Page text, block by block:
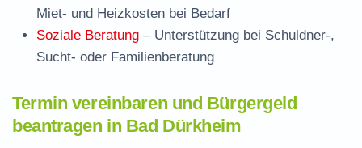
Miet- und Heizkosten bei Bedarf
Soziale Beratung – Unterstützung bei Schuldner-,
Sucht- oder Familienberatung
Termin vereinbaren und Bürgergeld
beantragen in Bad Dürkheim